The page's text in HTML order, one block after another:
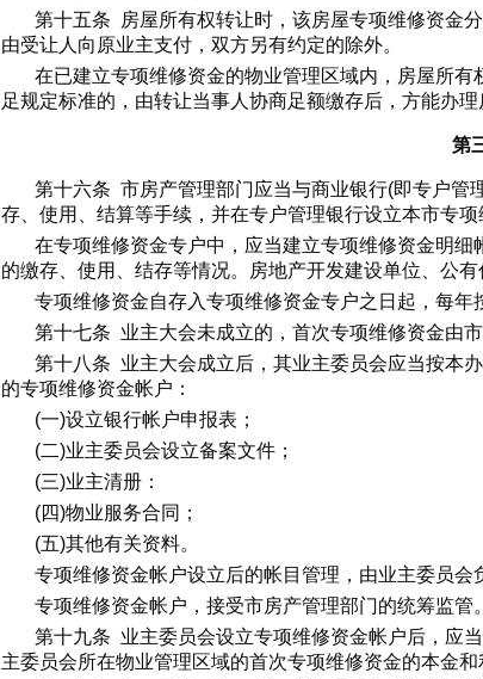
第十五条 房屋所有权转让时，该房屋专项维修资金
由受让人向原业主支付，双方另有约定的除外。
在已建立专项维修资金的物业管理区域内，房屋所
足规定标准的，由转让当事人协商足额缴存后，方能办理
第
第十六条 市房产管理部门应当与商业银行(即专户管
存、使用、结算等手续，并在专户管理银行设立本市专项
在专项维修资金专户中，应当建立专项维修资金明
的缴存、使用、结存等情况。房地产开发建设单位、公
专项维修资金自存入专项维修资金专户之日起，每年
第十七条 业主大会未成立的，首次专项维修资金由
第十八条 业主大会成立后，其业主委员会应当按本
的专项维修资金帐户：
(一)设立银行帐户申报表；
(二)业主委员会设立备案文件；
(三)业主清册：
(四)物业服务合同；
(五)其他有关资料。
专项维修资金帐户设立后的帐目管理，由业主委员会
专项维修资金帐户，接受市房产管理部门的统筹监管。
第十九条 业主委员会设立专项维修资金帐户后，应
主委员会所在物业管理区域的首次专项维修资金的本金